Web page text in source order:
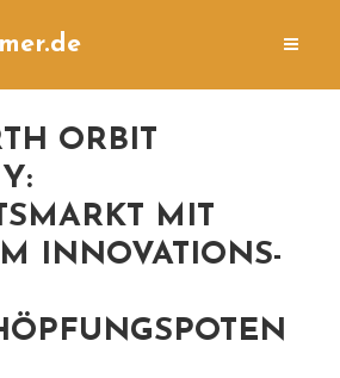
ORBIT
MIT
INNOVATIONS-